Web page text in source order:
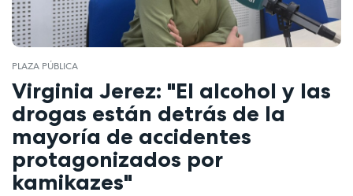
PLAZA PÚBLICA
Virginia Jerez: "El alcohol y las
drogas están detrás de la
mayoría de accidentes
protagonizados por
kamikazes"